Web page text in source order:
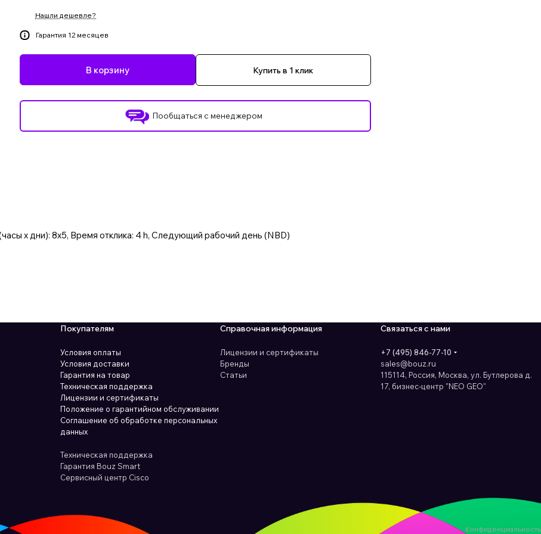
В корзину Купить в 1 клик
Пообщаться с менеджером
Нашли дешевле?
Гарантия 12 месяцев
x дни): 8x5, Время отклика: 4 h, Следующий рабочий день (NBD)
Покупателям
Условия оплаты
Условия доставки
Гарантия на товар
Техническая поддержка
Лицензии и сертификаты
Положение о гарантийном обслуживании
Соглашение об обработке персональных
данных
Техническая поддержка
Гарантия Bouz Smart
Сервисный центр Cisco
Справочная информация
Лицензии и сертификаты
Бренды
Статьи
Связаться с нами
+7 (495) 846-77-10
sales@bouz.ru
115114, Россия, Москва, ул. Бутлерова д.
17, бизнес-центр "NEO GEO"
Конфиденциальность